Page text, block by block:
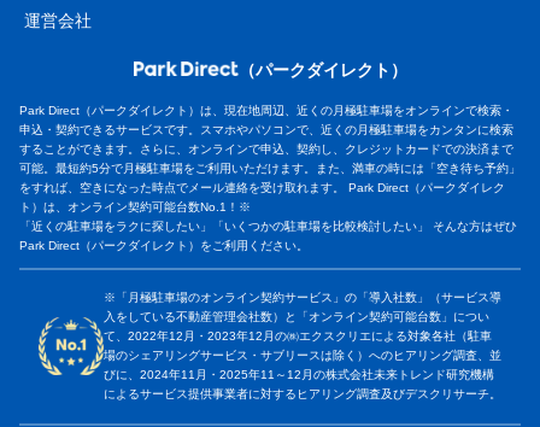
運営会社
（パークダイレクト）
Park Direct（パークダイレクト）は、現在地周辺、近くの月極駐車場をオンラインで検索・
申込・契約できるサービスです。スマホやパソコンで、近くの月極駐車場をカンタンに検索
することができます。さらに、オンラインで申込、契約し、クレジットカードでの決済まで
可能。最短約5分で月極駐車場をご利用いただけます。また、満車の時には「空き待ち予約」
をすれば、空きになった時点でメール連絡を受け取れます。 Park Direct（パークダイレク
ト）は、オンライン契約可能台数No.1！※
「近くの駐車場をラクに探したい」「いくつかの駐車場を比較検討したい」 そんな方はぜひ
Park Direct（パークダイレクト）をご利用ください。
※「月極駐車場のオンライン契約サービス」の「導入社数」（サービス導
入をしている不動産管理会社数）と「オンライン契約可能台数」につい
て、2022年12月・2023年12月の㈱エクスクリエによる対象各社（駐車
場のシェアリングサービス・サブリースは除く）へのヒアリング調査、並
びに、2024年11月・2025年11～12月の株式会社未来トレンド研究機構
によるサービス提供事業者に対するヒアリング調査及びデスクリサーチ。